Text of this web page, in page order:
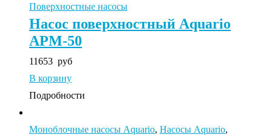
Поверхностные насосы
Насос поверхностный Aquario
APM-50
11653 руб
В корзину
Подробности
Моноблочные насосы Aquario, Насосы Aquario,